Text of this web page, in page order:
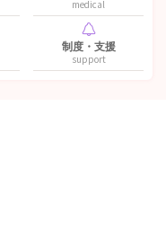
medical
制度・支援
support